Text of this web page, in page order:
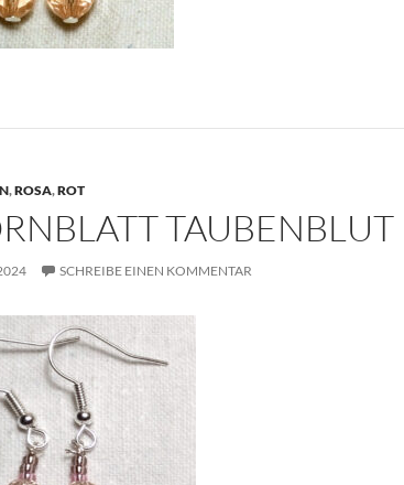
,ROSA,ROT
TAUBENBLUT
SCHREIBE EINEN KOMMENTAR